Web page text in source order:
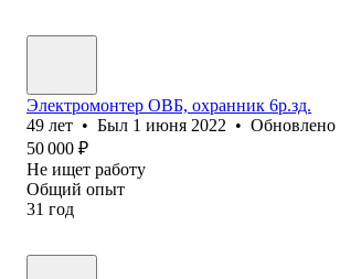
Электромонтер ОВБ, охранник 6р.зд.
49 лет • Был 1 июня 2022 • Обновлено
50 000 ₽
Не ищет работу
Общий опыт
31 год